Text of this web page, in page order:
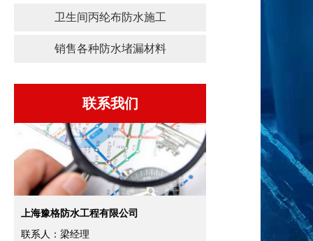
卫生间丙纶布防水施工
销售各种防水堵漏材料
联系我们
上海豫格防水工程有限公司
联系人：梁经理